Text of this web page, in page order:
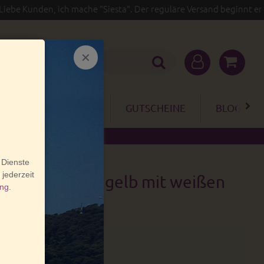
ich mache "Siesta". Der reguläre Versand beginnt erst
GUTSCHEINE BLOG
Clayre & Eef gelb mit weißen